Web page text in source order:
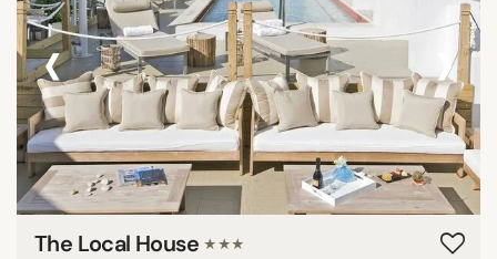
‹ ›
The Local House ★★★